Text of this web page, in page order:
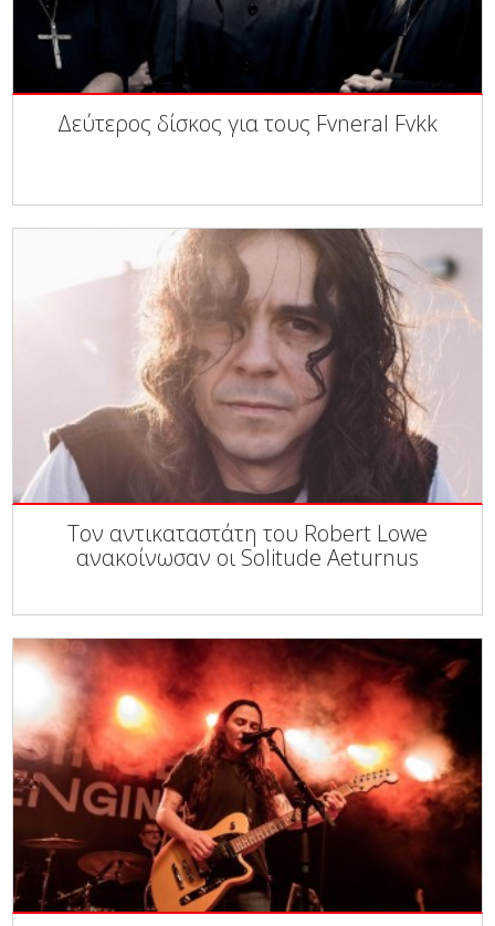
Δεύτερος δίσκος για τους Fvneral Fvkk
Τον αντικαταστάτη του Robert Lowe
ανακοίνωσαν οι Solitude Aeturnus